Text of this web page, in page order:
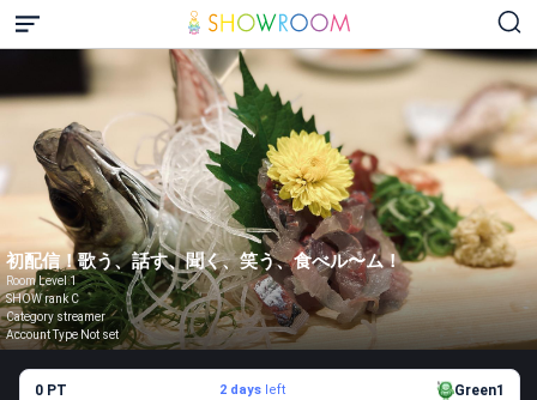
初配信！歌う、話す、聞く、笑う、食べル〜ム！
Room Level 1
SHOW rank C
Category streamer
Account Type Not set
0 PT 2 daysleft Green1